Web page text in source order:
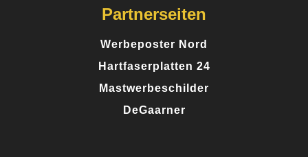
7 Rezensionen
Partnerseiten
Werbeposter Nord
Hartfaserplatten 24
Mastwerbeschilder
DeGaarner